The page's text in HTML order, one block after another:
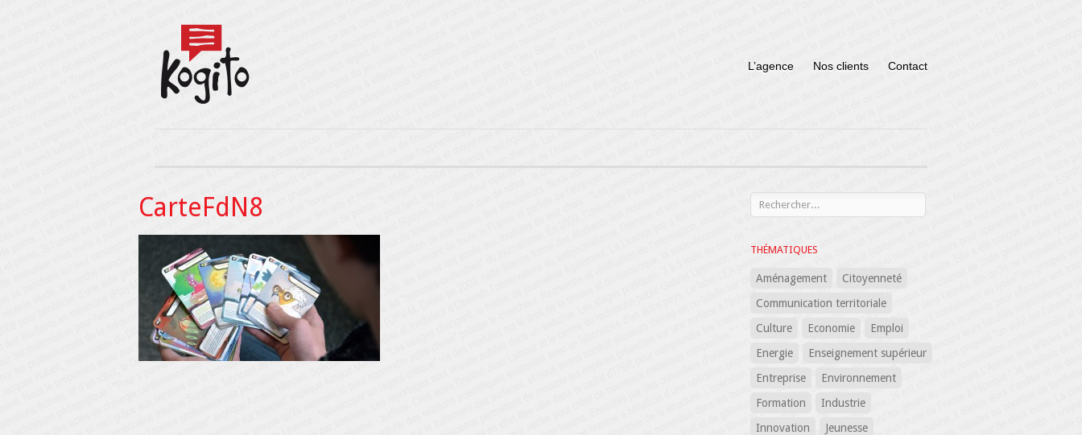
L’agence Nos clients Contact
CarteFdN8
THÉMATIQUES
Aménagement
Citoyenneté
Communication territoriale
Culture
Economie
Emploi
Energie
Enseignement supérieur
Entreprise
Environnement
Formation
Industrie
Innovation
Jeunesse